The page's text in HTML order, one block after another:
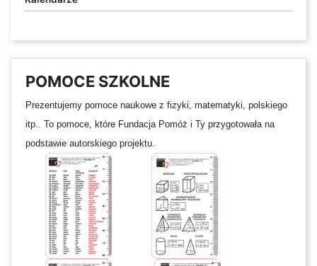
POMOCE SZKOLNE
Prezentujemy pomoce naukowe z fizyki, matematyki, polskiego
itp.. To pomoce, które Fundacja Pomóż i Ty przygotowała na
podstawie autorskiego projektu.